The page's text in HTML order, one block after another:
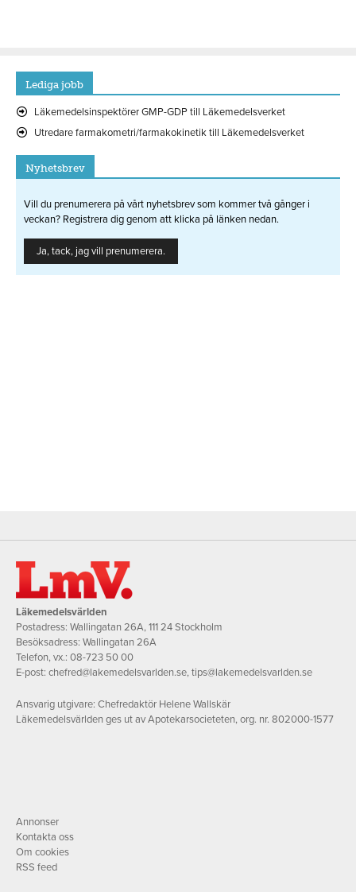
Lediga jobb
Läkemedelsinspektörer GMP-GDP till Läkemedelsverket
Utredare farmakometri/farmakokinetik till Läkemedelsverket
Nyhetsbrev
Vill du prenumerera på vårt nyhetsbrev som kommer två gånger i
veckan? Registrera dig genom att klicka på länken nedan.
Ja, tack, jag vill prenumerera.
Läkemedelsvärlden
Postadress: Wallingatan 26A, 111 24 Stockholm
Besöksadress: Wallingatan 26A
Telefon, vx.: 08-723 50 00
E-post: chefred@lakemedelsvarlden.se,tips@lakemedelsvarlden.se
Ansvarig utgivare: Chefredaktör Helene Wallskär
Läkemedelsvärlden ges ut av Apotekarsocieteten, org. nr. 802000-1577
Annonser
Kontakta oss
Om cookies
RSS feed